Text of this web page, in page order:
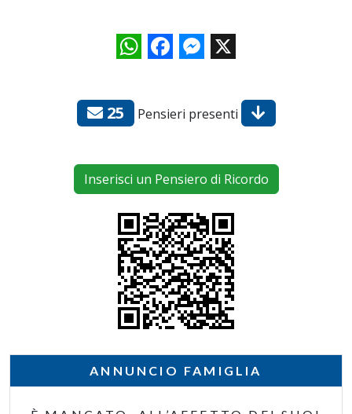
WhatsAppFacebookMessenger
X
25 Pensieri presenti
Inserisci un Pensiero di Ricordo
ANNUNCIO FAMIGLIA